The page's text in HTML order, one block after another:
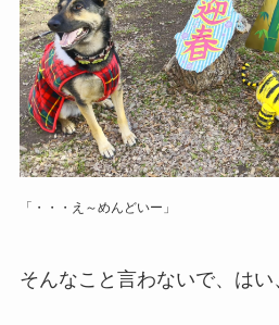
「・・・え～めんどいー」
そんなこと言わないで、はい